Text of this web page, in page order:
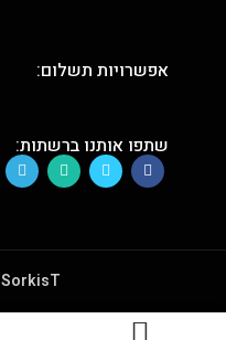
אפשרויות תשלום:
שתפו אותנו ברשתות:
SorkisT